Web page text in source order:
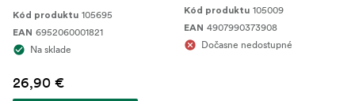
Kód produktu 105695
EAN 6952060001821
Na sklade
26,90 €
Kód produktu 105009
EAN 4907990373908
Dočasne nedostupné